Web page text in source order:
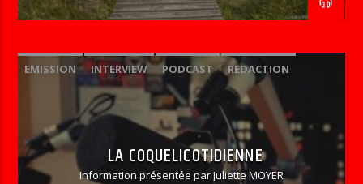
EMISSION INTERVIEW PODCAST REDACTION
LA COQUELICOTIDIENNE
Information présentée par Juliette MOYER